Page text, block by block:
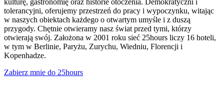
kulturę, gastronomię oraz historie otoczenia. Demokratyczni i
tolerancyjni, oferujemy przestrzeń do pracy i wypoczynku, witając
w naszych obiektach każdego o otwartym umyśle i z duszą
przygody. Chętnie otwieramy nasz świat przed tymi, którzy
otwierają swój. Założona w 2001 roku sieć 25hours liczy 16 hoteli,
w tym w Berlinie, Paryżu, Zurychu, Wiedniu, Florencji i
Kopenhadze.
Zabierz mnie do 25hours